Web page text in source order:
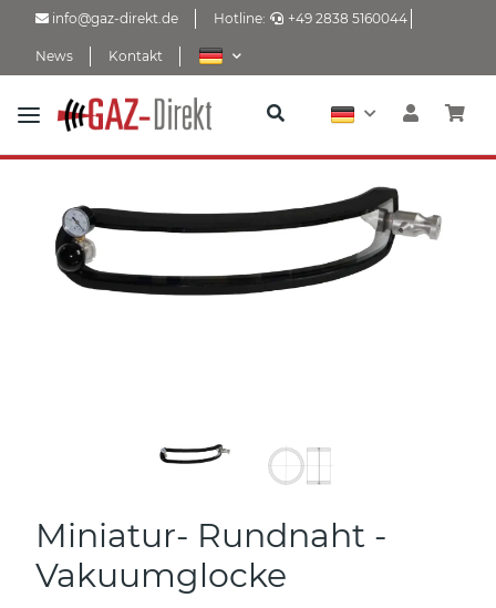
info@gaz-direkt.de Hotline: +49 2838 5160044
News Kontakt
Miniatur- Rundnaht -
Vakuumglocke